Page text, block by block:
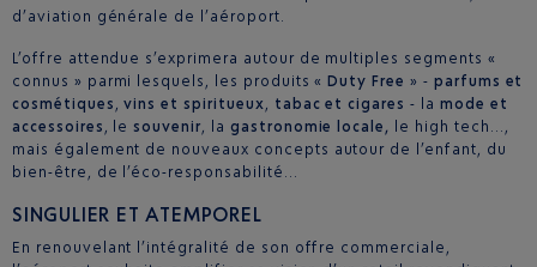
d’aviation générale de l’aéroport.
L’offre attendue s’exprimera autour de multiples segments «
connus » parmi lesquels, les produits «Duty Free » - parfums et
cosmétiques ,vins et spiritueux, tabac et cigares - la mode et
accessoires , lesouvenir, la gastronomie locale, le high tech…,
mais également de nouveaux concepts autour de l’enfant, du
bien-être, de l’éco-responsabilité…
SINGULIER ET ATEMPOREL
En renouvelant l’intégralité de son offre commerciale,